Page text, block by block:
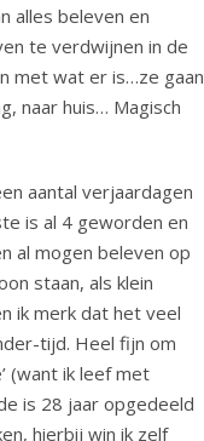
alles beleven en
te verdwijnen in de
met wat er is…ze gaan
naar huis… Magisch
aantal verjaardagen
is al 4 geworden en
al mogen beleven op
staan, als klein
ik merk dat het veel
tijd. Heel fijn om
(want ik leef met
is 28 jaar opgedeeld
hierbij win ik zelf